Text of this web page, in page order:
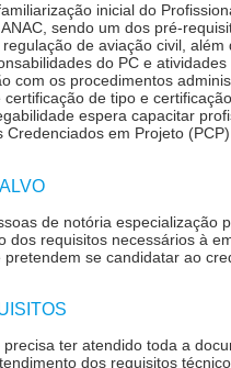
inicial do
sendo um dos pré-
de aviação civil,
do PC e
com os procedimentos
certificação de tipo e
espera capacitar
Credenciados em Projeto
de notória especialização
dos requisitos necessários à
pretendem se candidatar ao
precisa ter atendido toda a
dos requisitos